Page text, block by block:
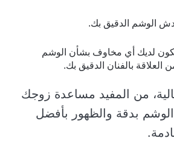
الوشم الدقيق بك.
يكون لديك أي مخاوف بشأن الوشم
العلاقة بالفنان الدقيق بك.
من المفيد مساعدة زوجك
بدقة والظهور بأفضل